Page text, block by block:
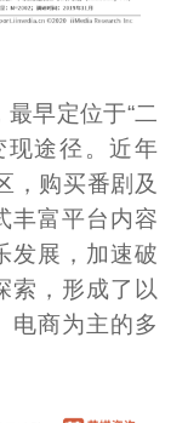
早定位于“二
现途径。近年
，购买番剧及
丰富平台内容
发展，加速破
索，形成了以
电商为主的多